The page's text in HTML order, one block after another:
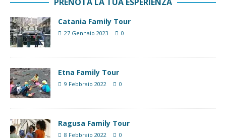
Catania Family Tour
27 Gennaio 2023 0
Etna Family Tour
9 Febbraio 2022 0
Ragusa Family Tour
8 Febbraio 2022 0